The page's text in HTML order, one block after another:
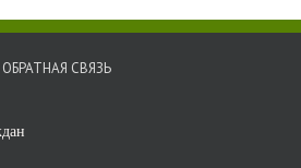
ОБРАТНАЯ СВЯЗЬ